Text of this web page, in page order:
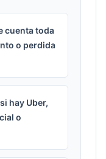
cuenta toda
o perdida
hay Uber,
o